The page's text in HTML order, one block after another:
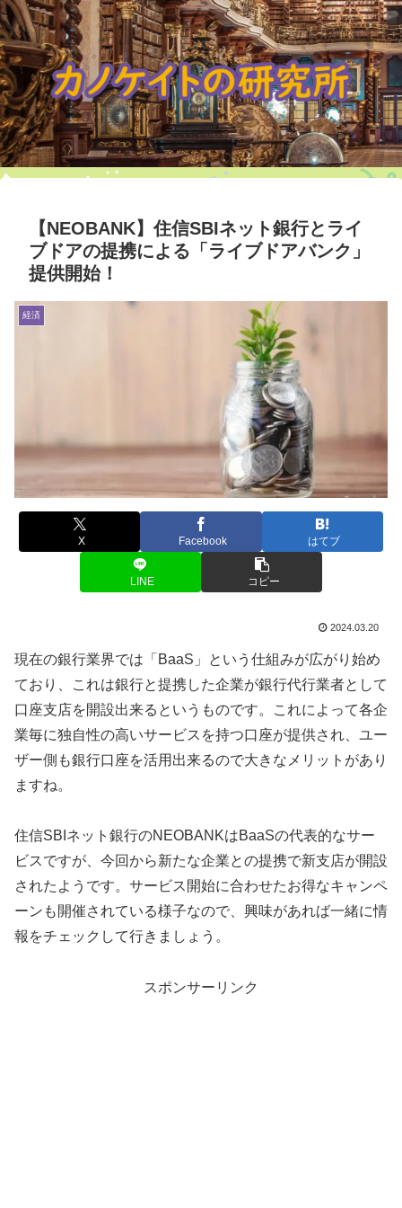
【NEOBANK】住信SBIネット銀行とライ
ブドアの提携による「ライブドアバンク」
提供開始！
経済
X Facebook はてブ
LINE コピー
2024.03.20
現在の銀行業界では「BaaS」という仕組みが広がり始め
ており、これは銀行と提携した企業が銀行代行業者として
口座支店を開設出来るというものです。これによって各企
業毎に独自性の高いサービスを持つ口座が提供され、ユー
ザー側も銀行口座を活用出来るので大きなメリットがあり
ますね。
住信SBIネット銀行のNEOBANKはBaaSの代表的なサー
ビスですが、今回から新たな企業との提携で新支店が開設
されたようです。サービス開始に合わせたお得なキャンペ
ーンも開催されている様子なので、興味があれば一緒に情
報をチェックして行きましょう。
スポンサーリンク